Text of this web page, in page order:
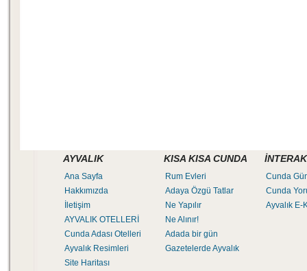
AYVALIK KISA KISA CUNDA
Ana Sayfa
Hakkımızda
İletişim
AYVALIK OTELLERİ
Cunda Adası Otelleri
Ayvalık Resimleri
Site Haritası
Rum Evleri
Adaya Özgü Tatlar
Ne Yapılır
Ne Alınır!
Adada bir gün
Gazetelerde Ayvalık
Cunda
Cunda
Ayvalık E-